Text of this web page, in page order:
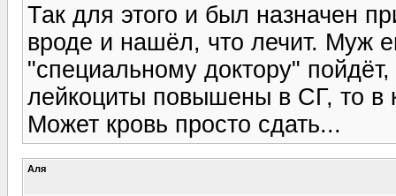
Так для этого и был назначен
вроде и нашёл, что лечит. Муж
"специальному доктору"
лейкоциты повышены в СГ, то
Может кровь просто сдать...
Аля